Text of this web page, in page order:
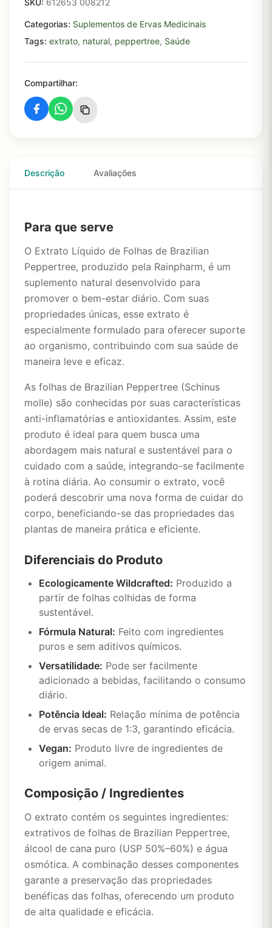
SKU: 612653 008212
Categorias: Suplementos de Ervas Medicinais
Tags: extrato, natural, peppertree, Saúde
Compartilhar:
Descrição Avaliações
Para que serve
O Extrato Líquido de Folhas de Brazilian
Peppertree, produzido pela Rainpharm, é um
suplemento natural desenvolvido para
promover o bem-estar diário. Com suas
propriedades únicas, esse extrato é
especialmente formulado para oferecer suporte
ao organismo, contribuindo com sua saúde de
maneira leve e eficaz.
As folhas de Brazilian Peppertree (Schinus
molle) são conhecidas por suas características
anti-inflamatórias e antioxidantes. Assim, este
produto é ideal para quem busca uma
abordagem mais natural e sustentável para o
cuidado com a saúde, integrando-se facilmente
à rotina diária. Ao consumir o extrato, você
poderá descobrir uma nova forma de cuidar do
corpo, beneficiando-se das propriedades das
plantas de maneira prática e eficiente.
Diferenciais do Produto
Ecologicamente Wildcrafted: Produzido a
partir de folhas colhidas de forma
sustentável.
Fórmula Natural: Feito com ingredientes
puros e sem aditivos químicos.
Versatilidade: Pode ser facilmente
adicionado a bebidas, facilitando o consumo
diário.
Potência Ideal: Relação mínima de potência
de ervas secas de 1:3, garantindo eficácia.
Vegan: Produto livre de ingredientes de
origem animal.
Composição / Ingredientes
O extrato contém os seguintes ingredientes:
extrativos de folhas de Brazilian Peppertree,
álcool de cana puro (USP 50%–60%) e água
osmótica. A combinação desses componentes
garante a preservação das propriedades
benéficas das folhas, oferecendo um produto
de alta qualidade e eficácia.